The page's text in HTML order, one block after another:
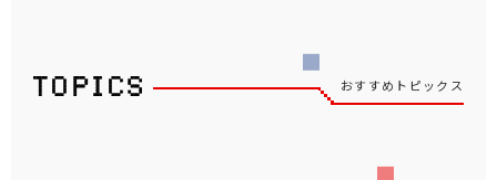
おすすめトピックス